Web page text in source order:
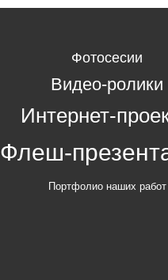
Фотосесии
Видео-ролики
Интернет-
Флеш-
Портфолио наших работ